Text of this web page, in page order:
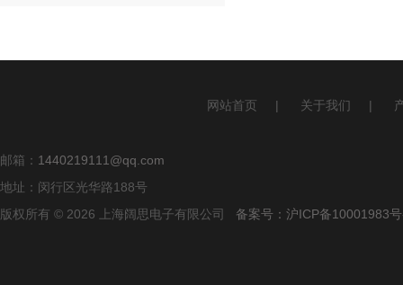
网站首页 | 关于我们 |
邮箱： 1440219111@qq.com
地址：闵行区光华路188号
版权所有 © 2026 上海阔思电子有限公司 备案号：沪ICP备10001983